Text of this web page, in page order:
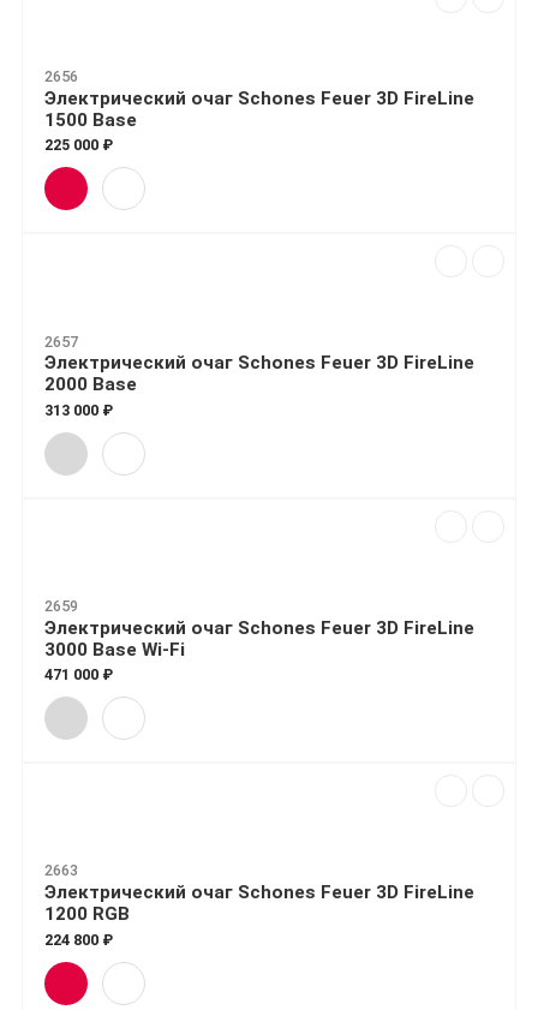
2656
Электрический очаг Schones Feuer 3D FireLine
1500 Base
225 000 ₽
2657
Электрический очаг Schones Feuer 3D FireLine
2000 Base
313 000 ₽
2659
Электрический очаг Schones Feuer 3D FireLine
3000 Base Wi-Fi
471 000 ₽
2663
Электрический очаг Schones Feuer 3D FireLine
1200 RGB
224 800 ₽